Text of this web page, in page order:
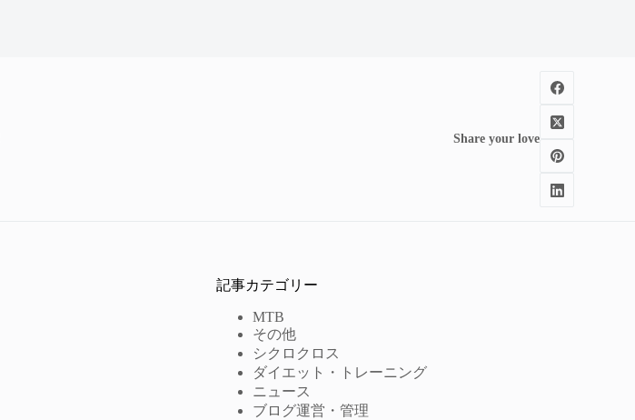
Share your love
記事カテゴリー
MTB
その他
シクロクロス
ダイエット・トレーニング
ニュース
ブログ運営・管理